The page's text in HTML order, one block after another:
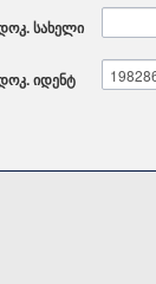
სახელი
იდენტ